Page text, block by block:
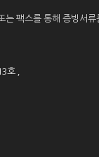
팩스를 통해 증빙서
호 ,